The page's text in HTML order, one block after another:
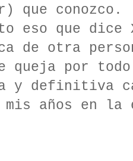
que conozco.
eso que dice
de otra
queja por
y definitiva
mis años en